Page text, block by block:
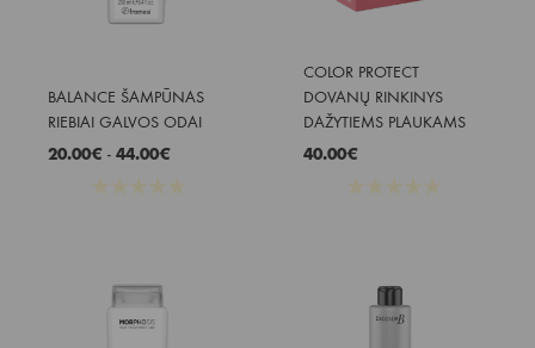
BALANCE ŠAMPŪNAS
RIEBIAI GALVOS ODAI
20.00€ - 44.00€
★ ★ ★ ★ ★
COLOR PROTECT
DOVANŲ RINKINYS
DAŽYTIEMS PLAUKAMS
40.00€
★ ★ ★ ★ ★